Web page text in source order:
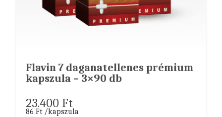
Flavin 7 daganatellenes prémium
kapszula – 3×90 db
23.400Ft
86 Ft /kapszula